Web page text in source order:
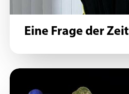
Eine Frage der Zeit